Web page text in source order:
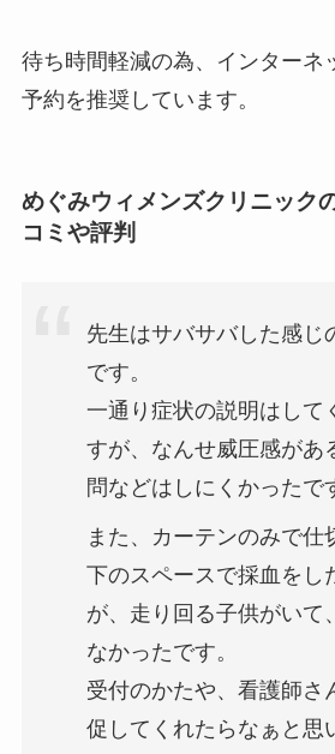
待ち時間軽減の為、インターネ
予約を推奨しています。
めぐみウィメンズクリニック
コミや評判
先生はサバサバした感じ
です。
一通り症状の説明はして
すが、なんせ威圧感があ
問などはしにくかったで
また、カーテンのみで仕
下のスペースで採血をし
が、走り回る子供がいて
なかったです。
受付のかたや、看護師さ
促してくれたらなぁと思